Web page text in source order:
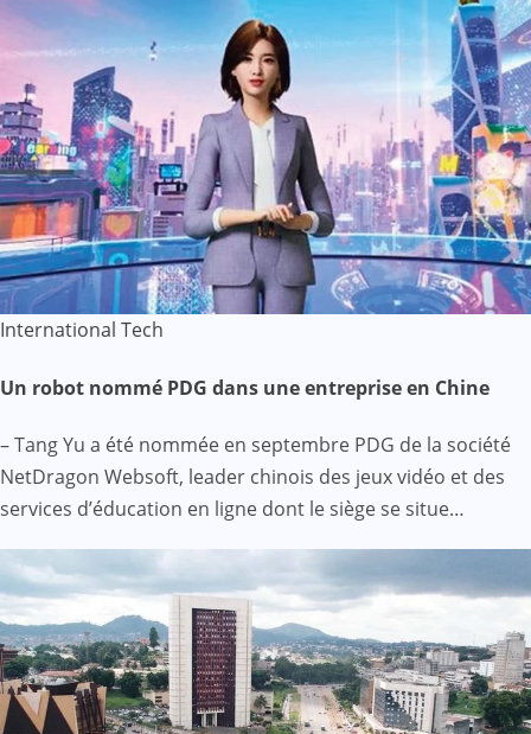
International Tech
Un robot nommé PDG dans une entreprise en Chine
– Tang Yu a été nommée en septembre PDG de la société
NetDragon Websoft, leader chinois des jeux vidéo et des
services d’éducation en ligne dont le siège se situe…